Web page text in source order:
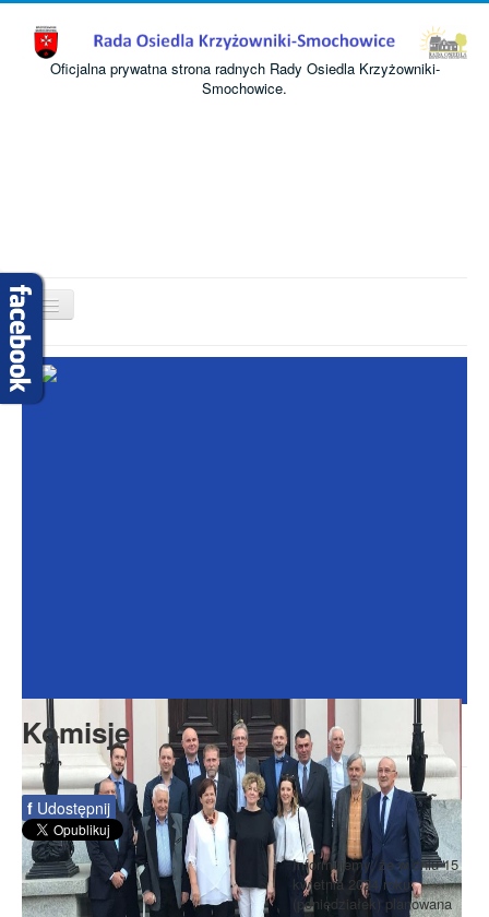
Oficjalna prywatna strona radnych Rady Osiedla Krzyżowniki-
Smochowice.
Przełącz
nawigację
Start
O nas
Rada Seniorów
Komisje
f Udostępnij
Informujemy, że w dniu 15
kwietnia 2024 roku
(poniedziałek) planowana